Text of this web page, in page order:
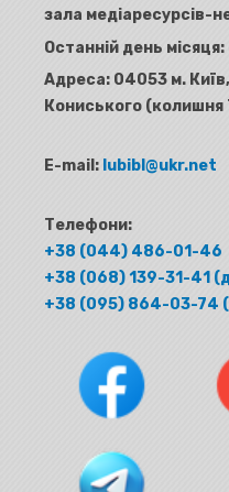
зала медіаресурсів-
Останній день
Адреса: 04053 м.
Кониського
E-mail: lubibl@ukr.net
Телефони:
+38 (044) 486-01-46
+38 (068) 139-31-41
+38 (095) 864-03-74